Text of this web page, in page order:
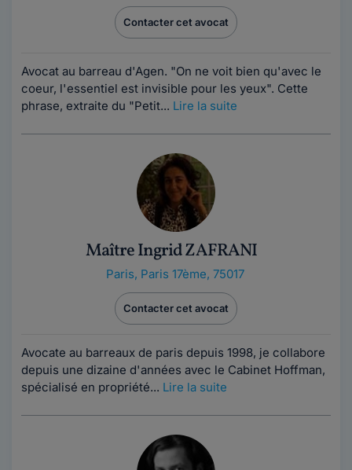
Contacter cet avocat
Avocat au barreau d'Agen. "On ne voit bien qu'avec le
coeur, l'essentiel est invisible pour les yeux". Cette
phrase, extraite du "Petit... Lire la suite
Maître Ingrid ZAFRANI
Paris, Paris 17ème, 75017
Contacter cet avocat
Avocate au barreaux de paris depuis 1998, je collabore
depuis une dizaine d'années avec le Cabinet Hoffman,
spécialisé en propriété... Lire la suite